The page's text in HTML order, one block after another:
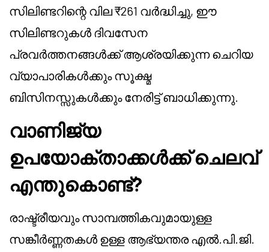
സിലിണ്ടറിന്റെ വില ₹261 വർദ്ധിച്ചു, ഈ
സിലിണ്ടറുകൾ ദിവസേന
പ്രവർത്തനങ്ങൾക്ക് ആശ്രയിക്കുന്ന ചെറിയ
വ്യാപാരികൾക്കും സൂക്ഷ്മ
ബിസിനസ്സുകൾക്കും നേരിട്ട് ബാധിക്കുന്നു.
വാണിജ്യ
ഉപയോക്താക്കൾക്ക് ചെലവ്
എന്തുകൊണ്ട്?
രാഷ്ട്രീയവും സാമ്പത്തികവുമായുള്ള
സങ്കീർണ്ണതകൾ ഉള്ള ആഭ്യന്തര എൽ.പി.ജി.